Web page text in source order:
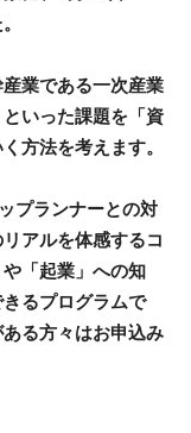
業である一次産業
いった課題を「資
方法を考えます。
プランナーとの対
アルを体感するコ
「起業」への知
るプログラムで
る方々はお申込み